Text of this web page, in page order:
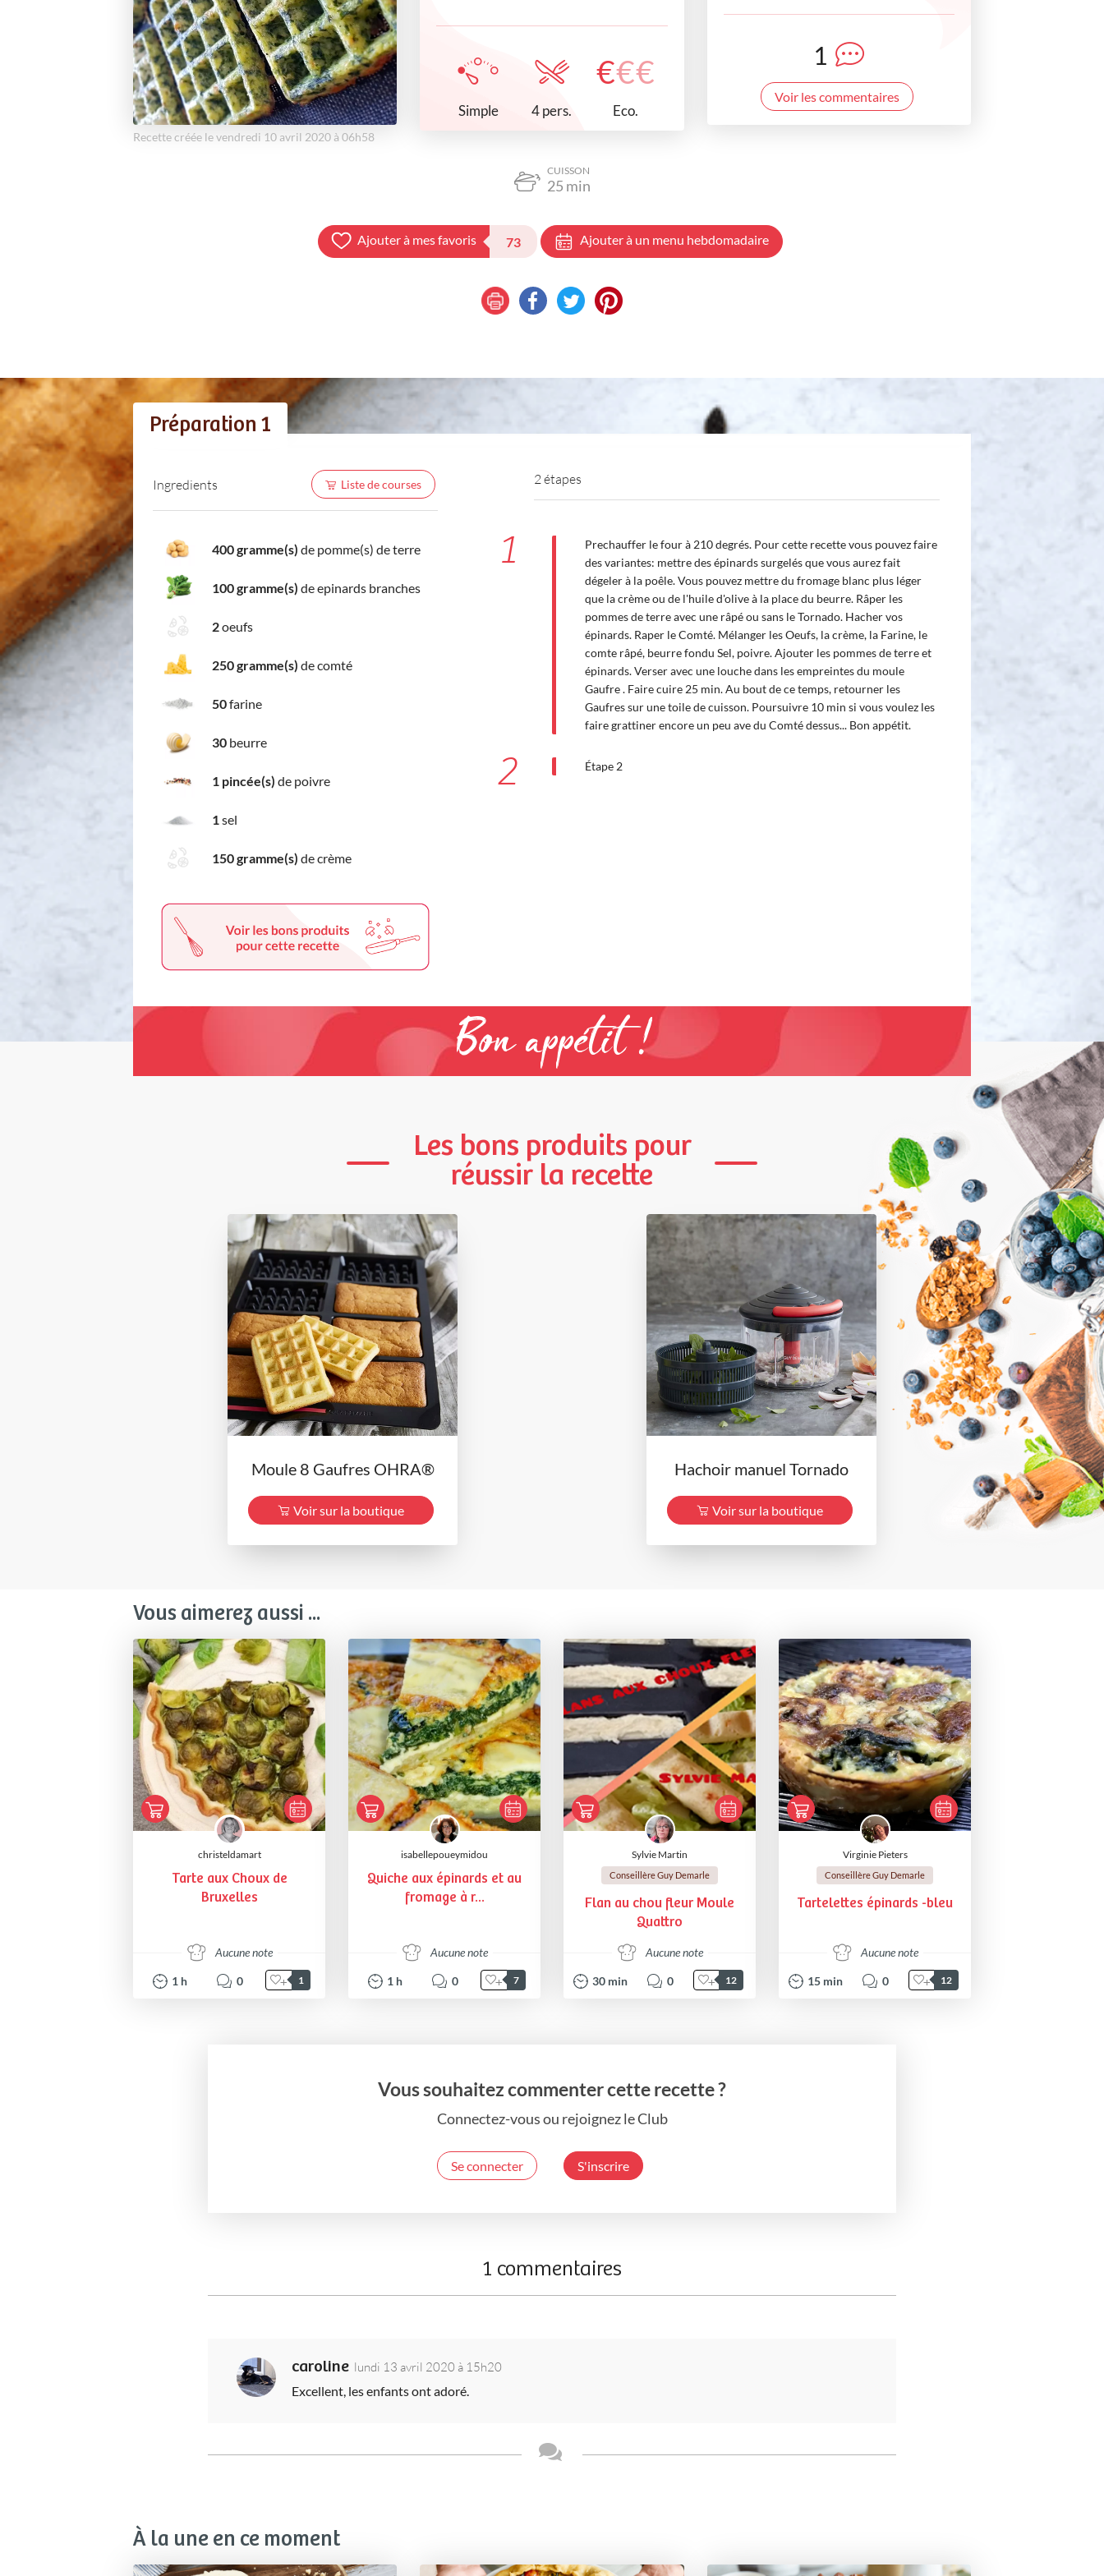
Recette créée le vendredi 10 avril 2020 à 06h58
Simple 4 pers.
€€€
Eco.
1
Voir les commentaires
CUISSON
25 min
Ajouter à mes favoris 73 Ajouter à un menu hebdomadaire
Préparation 1
Ingredients Liste de courses
400 gramme(s) de pomme(s) de terre
100 gramme(s) de epinards branches
2oeufs
250 gramme(s) de comté
50farine
30 beurre
1 pincée(s) de poivre
1 sel
150 gramme(s) de crème
2 étapes
1
Prechauffer le four à 210 degrés. Pour cette recette vous pouvez faire
des variantes: mettre des épinards surgelés que vous aurez fait
dégeler à la poêle. Vous pouvez mettre du fromage blanc plus léger
que la crème ou de l'huile d'olive à la place du beurre. Râper les
pommes de terre avec une râpé ou sans le Tornado. Hacher vos
épinards. Raper le Comté. Mélanger les Oeufs, la crème, la Farine, le
comte râpé, beurre fondu Sel, poivre. Ajouter les pommes de terre et
épinards. Verser avec une louche dans les empreintes du moule
Gaufre . Faire cuire 25 min. Au bout de ce temps, retourner les
Gaufres sur une toile de cuisson. Poursuivre 10 min si vous voulez les
faire grattiner encore un peu ave du Comté dessus... Bon appétit.
2 Étape 2
Bon appétit !
Les bons produits pour
réussir la recette
Moule 8 Gaufres OHRA®
Voir sur la boutique
Hachoir manuel Tornado
Voir sur la boutique
Vous aimerez aussi ...
christeldamart
Tarte aux Choux de
Bruxelles
Aucune note
1 h 0 1
isabellepoueymidou
Quiche aux épinards et au
fromage à r...
Aucune note
1 h 0 7
Sylvie Martin
Conseillère Guy Demarle
Flan au chou fleur Moule
Quattro
Aucune note
30 min 0 12
Virginie Pieters
Conseillère Guy Demarle
Tartelettes épinards -bleu
Aucune note
15 min 0 12
Vous souhaitez commenter cette recette ?
Connectez-vous ou rejoignez le Club
Se connecter S'inscrire
1 commentaires
caroline lundi 13 avril 2020 à 15h20
Excellent, les enfants ont adoré.
À la une en ce moment